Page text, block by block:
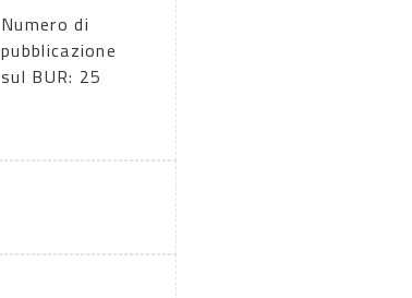
Numero di
pubblicazione
sul BUR: 25